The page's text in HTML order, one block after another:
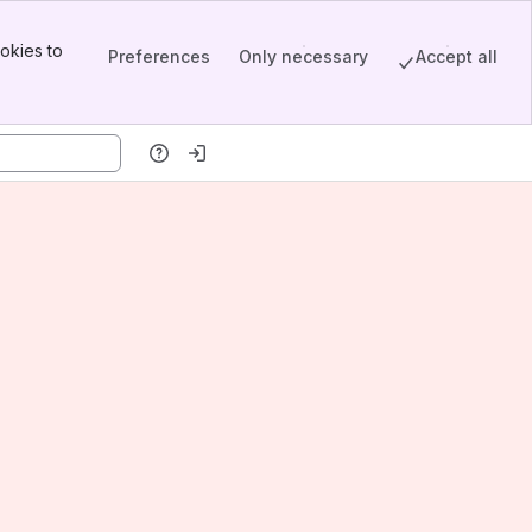
to
Preferences Only necessary Accept all